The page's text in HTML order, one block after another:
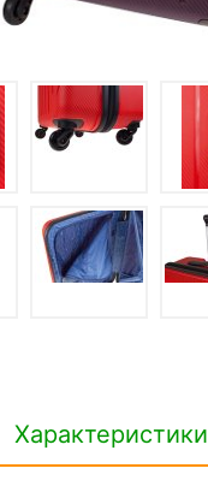
Характеристики